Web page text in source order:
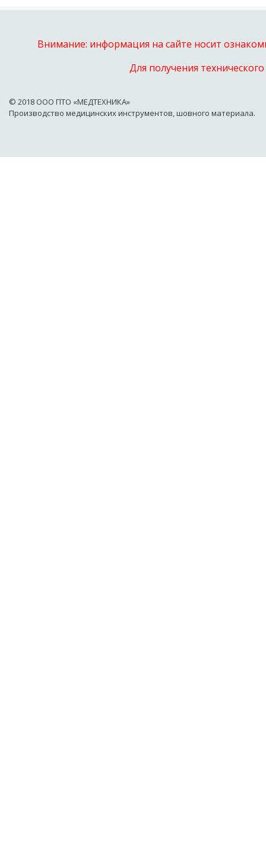
Внимание: информация на сайте носит
Для получения
© 2018 OOO ПТО «МЕДТЕХНИКА»
Производство медицинских инструментов, шовного материала.